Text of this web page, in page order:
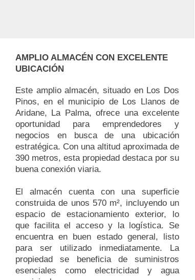
AMPLIO ALMACÉN CON EXCELENTE
UBICACIÓN
Este amplio almacén, situado en Los Dos
Pinos, en el municipio de Los Llanos de
Aridane, La Palma, ofrece una excelente
oportunidad para emprendedores y
negocios en busca de una ubicación
estratégica. Con una altitud aproximada de
390 metros, esta propiedad destaca por su
buena conexión viaria.
El almacén cuenta con una superficie
construida de unos 570 m², incluyendo un
espacio de estacionamiento exterior, lo
que facilita el acceso y la logística. Se
encuentra en buen estado general, listo
para ser utilizado inmediatamente. La
propiedad se beneficia de suministros
esenciales como electricidad y agua